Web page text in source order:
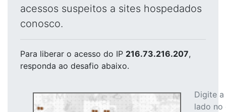
acessos suspeitos a sites hospedados
conosco.
Para liberar o acesso do IP 216.73.216.207,
responda ao desafio abaixo.
Digite
lado no